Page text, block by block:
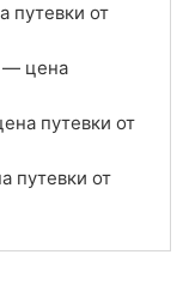
путевки от
— цена
путевки от
путевки от